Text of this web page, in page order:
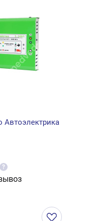
Автоэлектрика
?